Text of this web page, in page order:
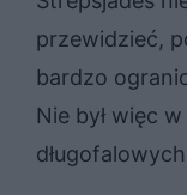
przewidzieć,
bardzo
Nie był więc